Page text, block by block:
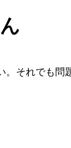
それでも問